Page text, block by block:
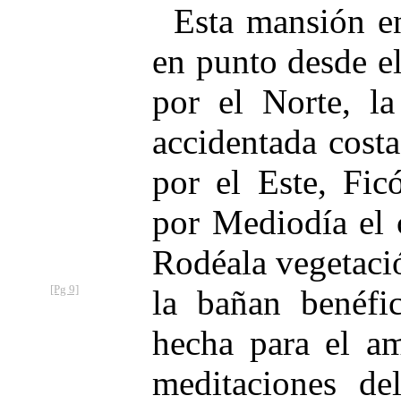
Esta mansión
en punto desde
por el Norte,
accidentada
por el Este,
por Mediodía el
Rodéala
la bañan
[Pg 9]
hecha para el
meditaciones